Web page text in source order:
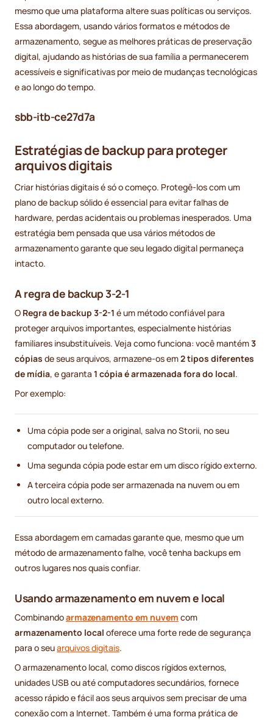
mesmo que uma plataforma altere suas políticas ou serviços.
Essa abordagem, usando vários formatos e métodos de
armazenamento, segue as melhores práticas de preservação
digital, ajudando as histórias de sua família a permanecerem
acessíveis e significativas por meio de mudanças tecnológicas
e ao longo do tempo.
sbb-itb-ce27d7a
Estratégias de backup para proteger
arquivos digitais
Criar histórias digitais é só o começo. Protegê-los com um
plano de backup sólido é essencial para evitar falhas de
hardware, perdas acidentais ou problemas inesperados. Uma
estratégia bem pensada que usa vários métodos de
armazenamento garante que seu legado digital permaneça
intacto.
A regra de backup 3-2-1
O Regra de backup 3-2-1 é um método confiável para
proteger arquivos importantes, especialmente histórias
familiares insubstituíveis. Veja como funciona: você mantém3
cópias de seus arquivos, armazene-os em2 tipos diferentes
de mídia, e garanta 1 cópia é armazenada fora do local.
Por exemplo:
Uma cópia pode ser a original, salva no Storii, no seu
computador ou telefone.
Uma segunda cópia pode estar em um disco rígido externo.
A terceira cópia pode ser armazenada na nuvem ou em
outro local externo.
Essa abordagem em camadas garante que, mesmo que um
método de armazenamento falhe, você tenha backups em
outros lugares nos quais confiar.
Usando armazenamento em nuvem e local
Combinandoarmazenamento em nuvem com
armazenamento local oferece uma forte rede de segurança
para o seuarquivos digitais.
O armazenamento local, como discos rígidos externos,
unidades USB ou até computadores secundários, fornece
acesso rápido e fácil aos seus arquivos sem precisar de uma
conexão com a Internet. Também é uma forma prática de